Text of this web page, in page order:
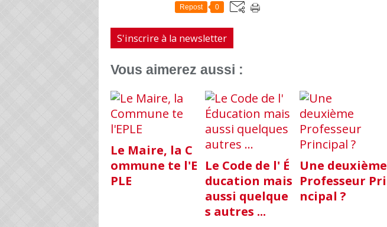
Repost 0
S'inscrire à la newsletter
Vous aimerez aussi :
Le Maire, la C
ommune te l'E
PLE
Le Code de l' É
ducation mais
aussi quelque
s autres ...
Une deuxième
Professeur Pri
ncipal ?